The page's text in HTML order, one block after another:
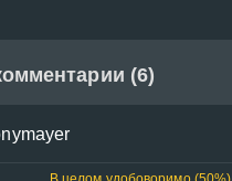
(6)